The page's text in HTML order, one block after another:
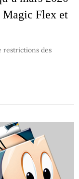
Magic Flex et
restrictions des